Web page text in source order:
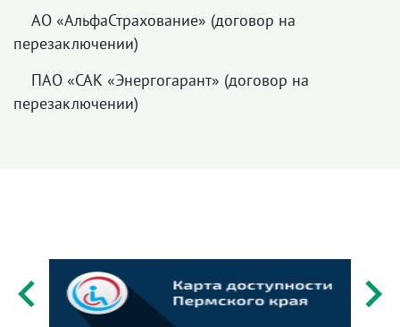
АО «АльфаСтрахование» (договор на
перезаключении)
ПАО «САК «Энергогарант» (договор на
перезаключении)